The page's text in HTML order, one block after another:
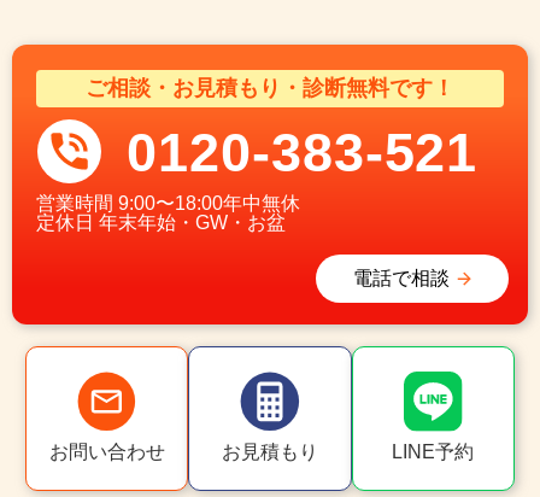
ご相談・お見積もり・診断無料です！
0120-383-521
営業時間 9:00〜18:00年中無休
定休日 年末年始・GW・お盆
電話で相談
お問い合わせ お見積もり LINE予約